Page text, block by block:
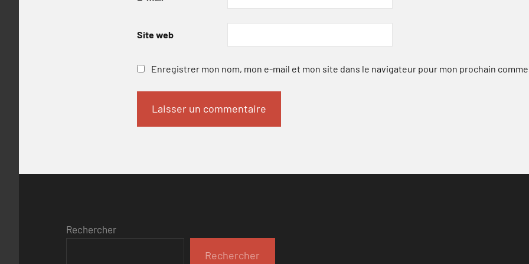
Site web
Enregistrer mon nom, mon e-mail et mon site dans le navigateur pour mon prochain
Rechercher
Rechercher